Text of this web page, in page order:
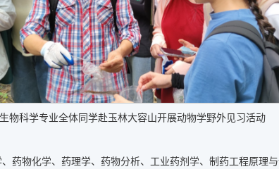
生物科学专业全体同学赴玉林大容山开展动物学野外见习活动
药物化学、药理学、药物分析、工业药剂学、制药工程原理